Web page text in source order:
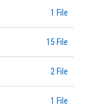
1 File
15 File
2 File
1 File